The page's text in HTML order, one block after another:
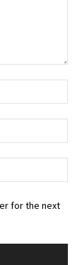
for the next